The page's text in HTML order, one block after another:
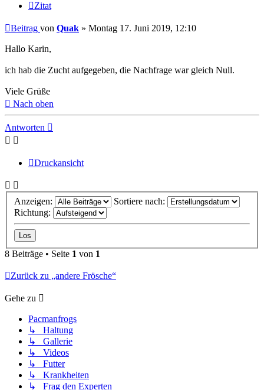
Zitat
Beitrag von Quak » Montag 17. Juni 2019, 12:10
Hallo Karin,
ich hab die Zucht aufgegeben, die Nachfrage war gleich Null.
Viele Grüße
Nach oben
Antworten
Druckansicht
Anzeigen:
Sortiere nach:
Richtung:
8 Beiträge • Seite 1 von 1
Zurück zu „andere Frösche“
Gehe zu
Pacmanfrogs
↳ Haltung
↳ Gallerie
↳ Videos
↳ Futter
↳ Krankheiten
↳ Frag den Experten